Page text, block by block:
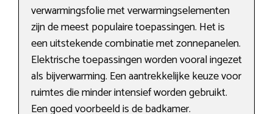
verwarmingsfolie met verwarmingselementen
zijn de meest populaire toepassingen. Het is
een uitstekende combinatie met zonnepanelen.
Elektrische toepassingen worden vooral ingezet
als bijverwarming. Een aantrekkelijke keuze voor
ruimtes die minder intensief worden gebruikt.
Een goed voorbeeld is de badkamer.